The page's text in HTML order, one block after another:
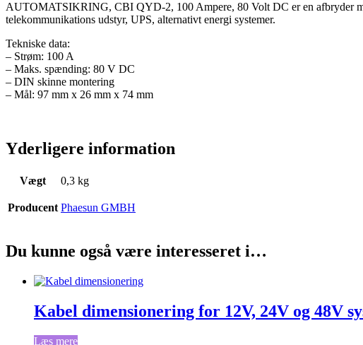
AUTOMATSIKRING, CBI QYD-2, 100 Ampere, 80 Volt DC er en afbryder
telekommunikations udstyr, UPS, alternativt energi systemer.
Tekniske data:
– Strøm: 100 A
– Maks. spænding: 80 V DC
– DIN skinne montering
– Mål: 97 mm x 26 mm x 74 mm
Yderligere information
Vægt 0,3 kg
Producent Phaesun GMBH
Du kunne også være interesseret i…
Kabel dimensionering for 12V, 24V og 48V
Læs mere